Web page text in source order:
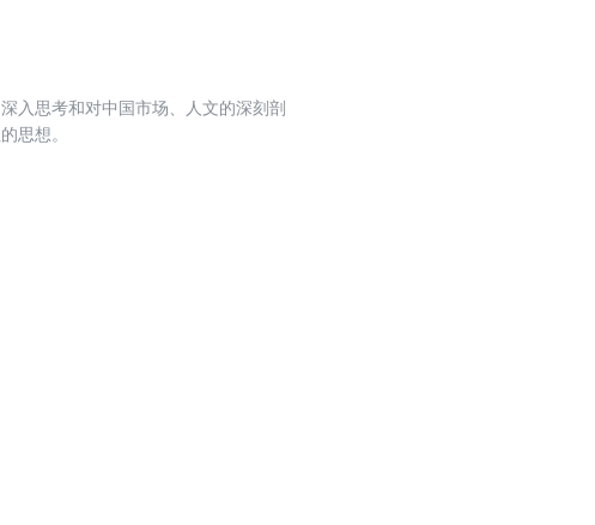
入思考和对中国市场、人文的深刻剖
思想。